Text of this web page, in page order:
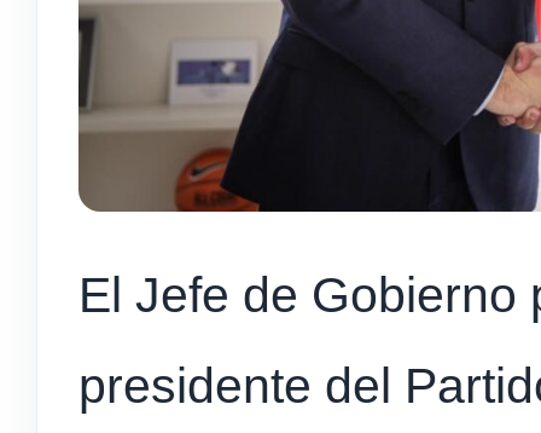
El Jefe de Gobierno
presidente del